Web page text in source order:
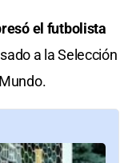
el futbolista
a la Selección